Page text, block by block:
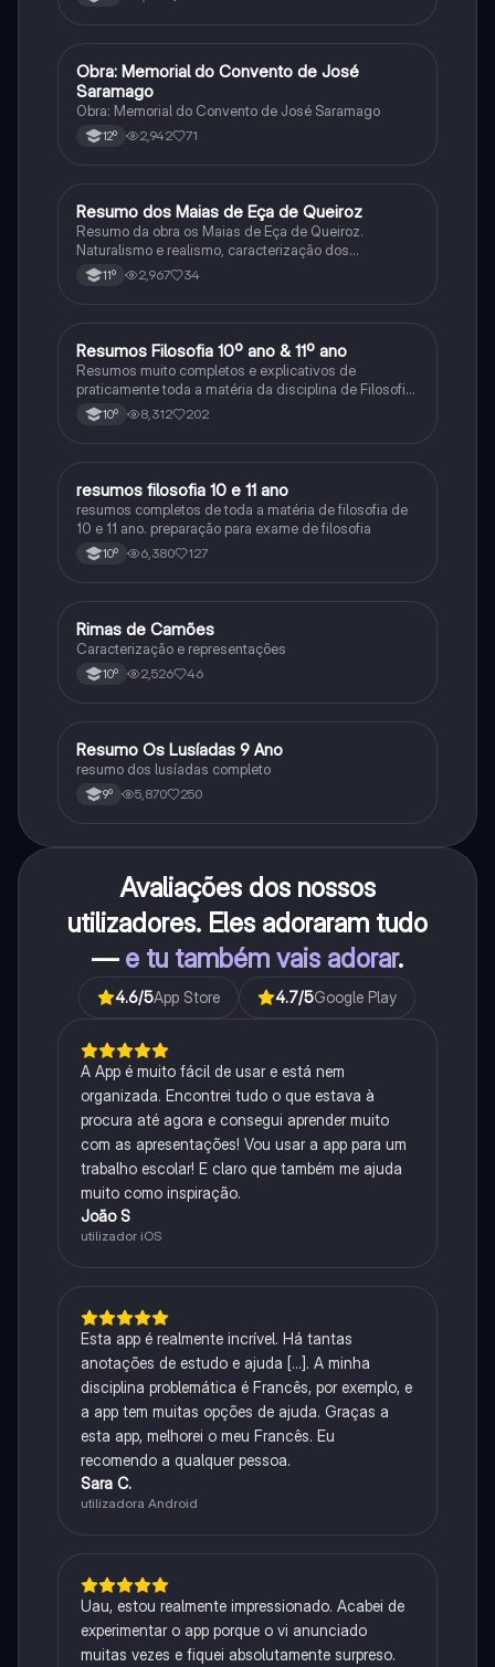
Português
Obra: Memorial do Convento de José
Saramago
Obra: Memorial do Convento de José Saramago
12º 2,942 71
Português
Resumo dos Maias de Eça de Queiroz
Resumo da obra os Maias de Eça de Queiroz.
Naturalismo e realismo, caracterização dos
personagens e contexto histórico.
11º 2,967 34
Filosofia
Resumos Filosofia 10º ano & 11º ano
Resumos muito completos e explicativos de
praticamente toda a matéria da disciplina de Filosofia
10º 8,312 202
Filosofia
resumos filosofia 10 e 11 ano
resumos completos de toda a matéria de filosofia de
10 e 11 ano. preparação para exame de filosofia
10º 6,380 127
Português
Rimas de Camões
Caracterização e representações
10º 2,526 46
Português
Resumo Os Lusíadas 9 Ano
resumo dos lusíadas completo
9º 5,870 250
Avaliações dos nossos
utilizadores. Eles adoraram tudo
— e tu também vais adorar.
4.6/5App Store 4.7/5Google Play
A App é muito fácil de usar e está nem
organizada. Encontrei tudo o que estava à
procura até agora e consegui aprender muito
com as apresentações! Vou usar a app para um
trabalho escolar! E claro que também me ajuda
muito como inspiração.
João S
utilizador iOS
Esta app é realmente incrível. Há tantas
anotações de estudo e ajuda [...]. A minha
disciplina problemática é Francês, por exemplo, e
a app tem muitas opções de ajuda. Graças a
esta app, melhorei o meu Francês. Eu
recomendo a qualquer pessoa.
Sara C.
utilizadora Android
Uau, estou realmente impressionado. Acabei de
experimentar o app porque o vi anunciado
muitas vezes e fiquei absolutamente surpreso.